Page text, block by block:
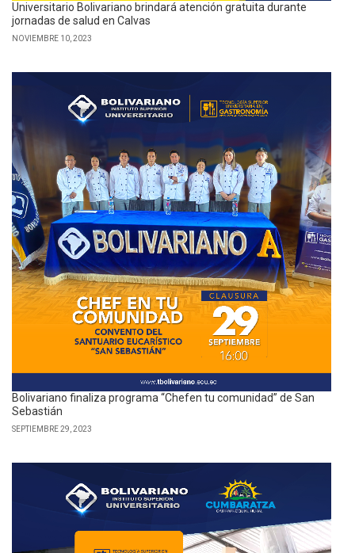
Universitario Bolivariano brindará atención gratuita durante
jornadas de salud en Calvas
NOVIEMBRE 10, 2023
Bolivariano finaliza programa “Chefen tu comunidad” de San
Sebastián
SEPTIEMBRE 29, 2023